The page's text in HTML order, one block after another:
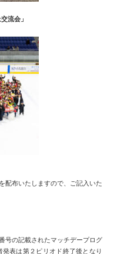
流会」
配布いたしますので、ご記入いた
号の記載されたマッチデープログ
表は第２ピリオド終了後となり